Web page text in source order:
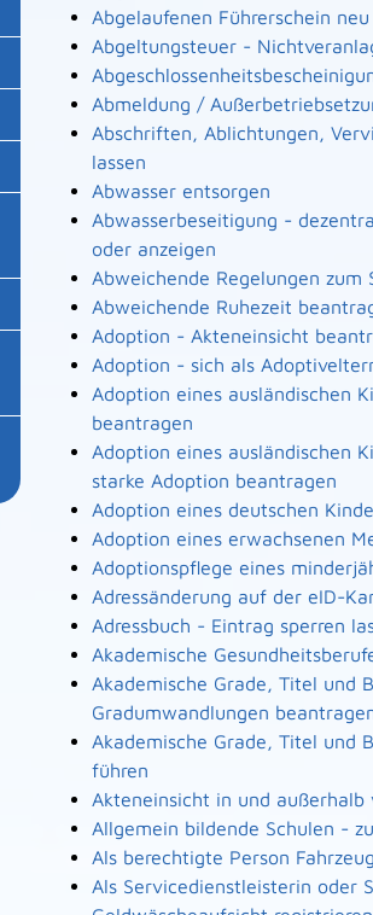
Abgelaufenen Führerschein
Abgeltungsteuer -
Abmeldung /
Abschriften, Ablichtungen,
lassen
Abwasser entsorgen
Abwasserbeseitigung -
oder anzeigen
Abweichende Regelungen
Abweichende Ruhezeit
Adoption - Akteneinsicht
Adoption - sich als
Adoption eines ausländischen
beantragen
Adoption eines ausländischen
starke Adoption beantragen
Adoption eines deutschen
Adoption eines erwachsenen
Adoptionspflege eines
Adressänderung auf der eID-
Adressbuch - Eintrag sperren
Akademische
Akademische Grade, Titel und
Gradumwandlungen
Akademische Grade, Titel und
führen
Akteneinsicht in und
Allgemein bildende Schulen -
Als berechtigte Person
Als Servicedienstleisterin oder